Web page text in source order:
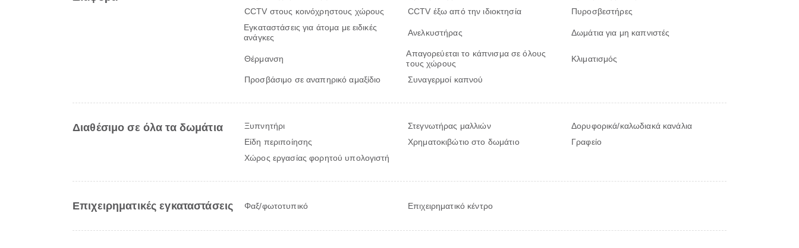
CCTV στους κοινόχρηστους χώρους
CCTV έξω από την ιδιοκτησία
Πυροσβεστήρες
Εγκαταστάσεις για άτομα με ειδικές
ανάγκες
Ανελκυστήρας Δωμάτια για μη καπνιστές
Θέρμανση
Απαγορεύεται το κάπνισμα σε όλους
τους χώρους
Κλιματισμός
Προσβάσιμο σε αναπηρικό αμαξίδιο Συναγερμοί καπνού
Διαθέσιμο σε όλα τα δωμάτια Ξυπνητήρι Στεγνωτήρας μαλλιών
Δορυφορικά/καλωδιακά κανάλια
Είδη περιποίησης
Χρηματοκιβώτιο στο δωμάτιο
Γραφείο
Χώρος εργασίας φορητού υπολογιστή
Επιχειρηματικές εγκαταστάσεις Φαξ/φωτοτυπικό Επιχειρηματικό κέντρο